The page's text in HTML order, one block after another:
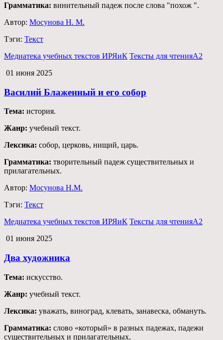
Грамматика: винительный падеж после слова "похож ".
Автор: Мосунова Н. М.
Тэги: Текст
Медиатека учебных текстов ИРЯиК Тексты для чтенияА2
01 июня 2025
Василий Блаженный и его собор
Тема: история.
Жанр: учебный текст.
Лексика: собор, церковь, нищий, царь.
Грамматика: творительный падеж существительных и
прилагательных.
Автор: Мосунова Н.М.
Тэги: Текст
Медиатека учебных текстов ИРЯиК Тексты для чтенияА2
01 июня 2025
Два художника
Тема: искусство.
Жанр: учебный текст.
Лексика: уважать, виноград, клевать, занавеска, обмануть.
Грамматика: слово «который» в разных падежах, падежи
существительных и прилагательных.